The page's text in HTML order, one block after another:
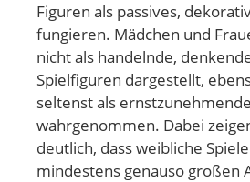
Figuren als passives,
fungieren. Mädchen und
nicht als handelnde,
Spielfiguren dargestellt,
seltenst als
wahrgenommen. Dabei
deutlich, dass weibliche
mindestens genauso großen